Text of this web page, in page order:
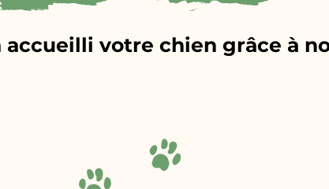
votre chien grâce à